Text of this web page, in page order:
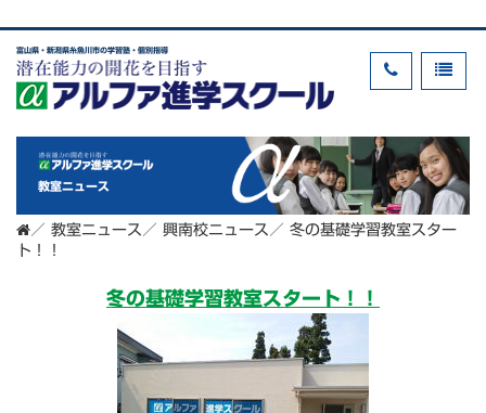
富山県・新潟県糸魚川市の学習塾・個別指導
教室ニュース
／ 教室ニュース ／ 興南校ニュース ／ 冬の基礎学習教室スター
ト！！
冬の基礎学習教室スタート！！